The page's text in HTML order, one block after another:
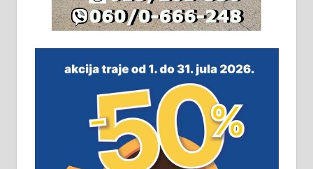
незавршена кућа површине 160
м2 са плацем од 8 ари у Зеленом
виру у Алексинцу. Могућа
замена. 064/21-63-584
ПОСЛОВНИ ОГЛАСИ